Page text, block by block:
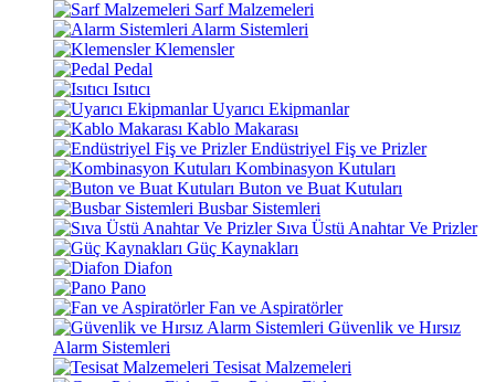
Sarf Malzemeleri
Alarm Sistemleri
Klemensler
Pedal
Isıtıcı
Uyarıcı Ekipmanlar
Kablo Makarası
Endüstriyel Fiş ve Prizler
Kombinasyon Kutuları
Buton ve Buat Kutuları
Busbar Sistemleri
Sıva Üstü Anahtar Ve Prizler
Güç Kaynakları
Diafon
Pano
Fan ve Aspiratörler
Güvenlik ve Hırsız
Alarm Sistemleri
Tesisat Malzemeleri